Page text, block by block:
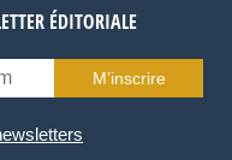
ÉDITORIALE
M’inscrire